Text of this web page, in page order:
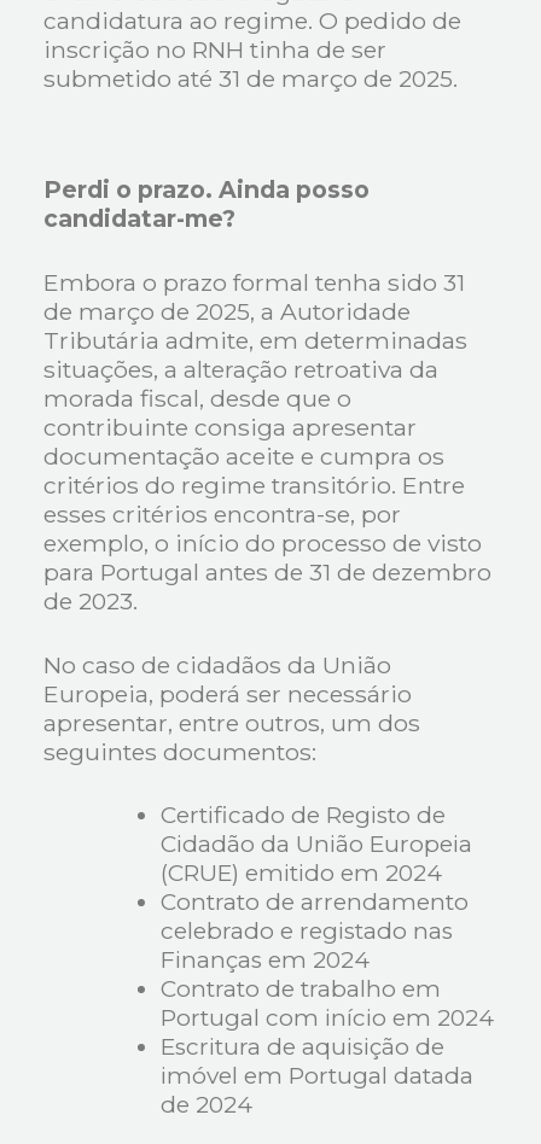
candidatura ao regime. O pedido de
inscrição no RNH tinha de ser
submetido até 31 de março de 2025.
Perdi o prazo. Ainda posso
candidatar-me?
Embora o prazo formal tenha sido 31
de março de 2025, a Autoridade
Tributária admite, em determinadas
situações, a alteração retroativa da
morada fiscal, desde que o
contribuinte consiga apresentar
documentação aceite e cumpra os
critérios do regime transitório. Entre
esses critérios encontra-se, por
exemplo, o início do processo de visto
para Portugal antes de 31 de dezembro
de 2023.
No caso de cidadãos da União
Europeia, poderá ser necessário
apresentar, entre outros, um dos
seguintes documentos:
Certificado de Registo de
Cidadão da União Europeia
(CRUE) emitido em 2024
Contrato de arrendamento
celebrado e registado nas
Finanças em 2024
Contrato de trabalho em
Portugal com início em 2024
Escritura de aquisição de
imóvel em Portugal datada
de 2024